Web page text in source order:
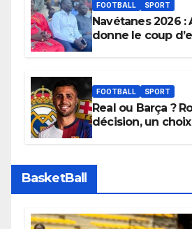
FOOTBALL SPORT
Navétanes 2026 :
donne le coup
apaisées.
FOOTBALL SPORT
Real ou Barça ?
décision, un
BasketBall